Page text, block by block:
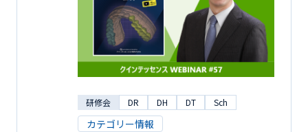
研修会 DR DH DT Sch
カテゴリー情報